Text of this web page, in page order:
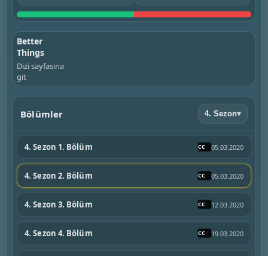
Better
Things
Dizi sayfasına
git
Bölümler 4. Sezon▾
4. Sezon 1. Bölüm 05.03.2020
4. Sezon 2. Bölüm 05.03.2020
4. Sezon 3. Bölüm 12.03.2020
4. Sezon 4. Bölüm 19.03.2020